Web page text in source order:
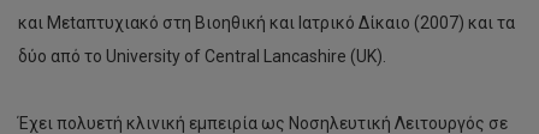
και Μεtαπτυχιακό στη Βιοηθική και Ιατρικό Δίκαιο (2007) και τα
δύο από το University of Central Lancashire (UK).
Έχει πολυετή κλινική εμπειρία ως Νοσηλευτική Λειτουργός σε